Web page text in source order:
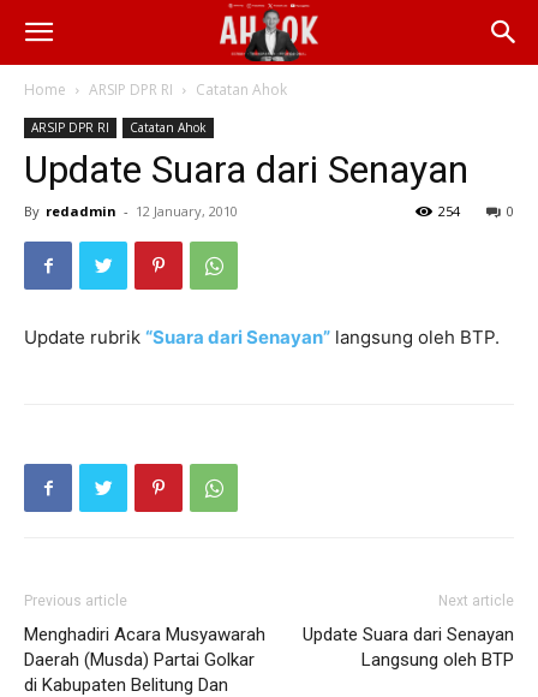
Home ARSIP DPR RI Catatan Ahok
ARSIP DPR RI Catatan Ahok
Update Suara dari Senayan
By redadmin - 12 January, 2010 0
254
Update rubrik “Suara dari Senayan” langsung oleh BTP.
Previous article
Menghadiri Acara Musyawarah
Daerah (Musda) Partai Golkar
di Kabupaten Belitung Dan
Next article
Update Suara dari Senayan
Langsung oleh BTP